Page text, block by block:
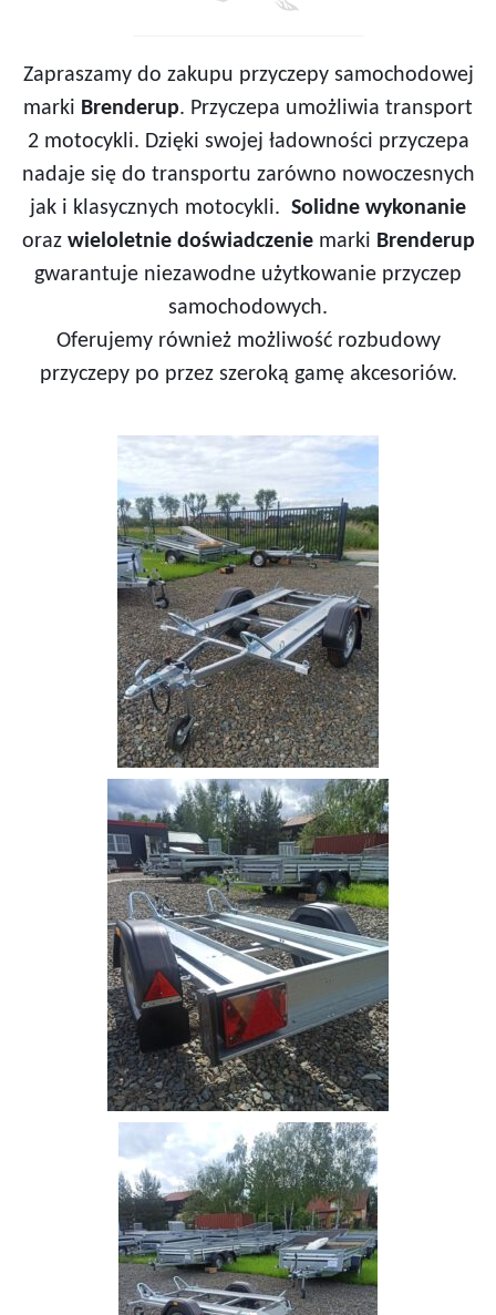
Zapraszamy do zakupu przyczepy samochodowej
marki Brenderup. Przyczepa umożliwia transport
2 motocykli. Dzięki swojej ładowności przyczepa
nadaje się do transportu zarówno nowoczesnych
jak i klasycznych motocykli. Solidne wykonanie
oraz wieloletnie doświadczeniemarki Brenderup
gwarantuje niezawodne użytkowanie przyczep
samochodowych.
Oferujemy również możliwość rozbudowy
przyczepy po przez szeroką gamę akcesoriów.